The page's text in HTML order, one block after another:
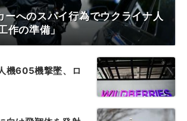
ーへのスパイ行為でウクライナ人
作の準備」
機605機撃墜、ロ